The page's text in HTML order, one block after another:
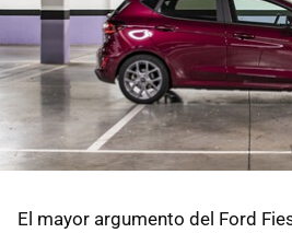
El mayor argumento del Ford